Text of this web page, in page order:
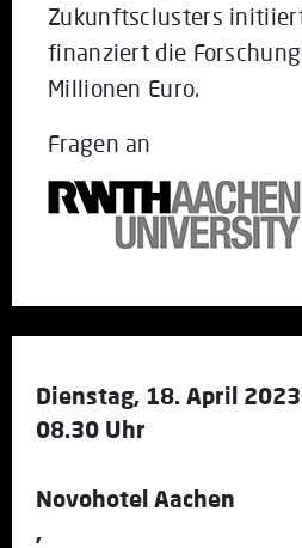
Zukunftsclusters
finanziert die
Millionen Euro.
Fragen an
Dienstag, 18. April 2023
08.30 Uhr
Novohotel Aachen
,